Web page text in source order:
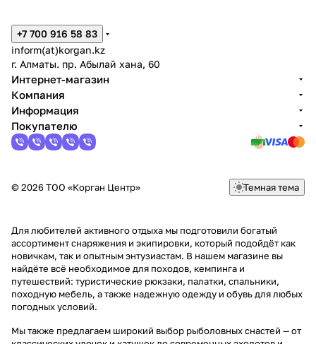
+7 700 916 58 83
inform(at)korgan.kz
г. Алматы. пр. Абылай хана, 60
Интернет-магазин
Компания
Информация
Покупателю
© 2026 ТОО «Корган Центр» Темная тема
Для любителей активного отдыха мы подготовили богатый
ассортимент снаряжения и экипировки, который подойдёт как
новичкам, так и опытным энтузиастам. В нашем магазине вы
найдёте всё необходимое для походов, кемпинга и
путешествий: туристические рюкзаки, палатки, спальники,
походную мебель, а также надежную одежду и обувь для любых
погодных условий.
Мы также предлагаем широкий выбор рыболовных снастей — от